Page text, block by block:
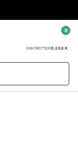
FAVORITTER0,00 KR.
0